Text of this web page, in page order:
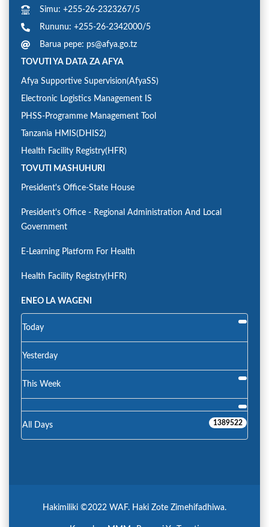
Simu: +255-26-2323267/5
Rununu: +255-26-2342000/5
Barua pepe: ps@afya.go.tz
TOVUTI YA DATA ZA AFYA
Afya Supportive Supervision(AfyaSS)
Electronic Logistics Management IS
PHSS-Programme Management Tool
Tanzania HMIS(DHIS2)
Health Facility Registry(HFR)
TOVUTI MASHUHURI
President's Office-State House
President's Office - Regional Administration And Local
Government
E-Learning Platform For Health
Health Facility Registry(HFR)
ENEO LA WAGENI
Today
Yesterday
This Week
All Days 1389522
Hakimiliki ©2022 WAF. Haki Zote Zimehifadhiwa.